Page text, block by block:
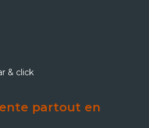
& click
partout en